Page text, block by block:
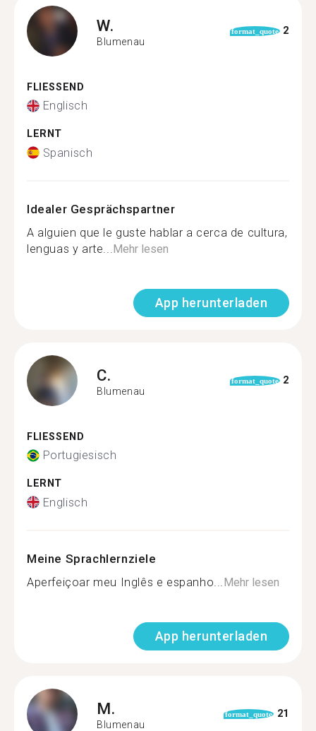
W.
Blumenau
format_quote 2
FLIESSEND
Englisch
LERNT
Spanisch
Idealer Gesprächspartner
A alguien que le guste hablar a cerca de cultura,
lenguas y arte... Mehr lesen
App herunterladen
C.
Blumenau
format_quote 2
FLIESSEND
Portugiesisch
LERNT
Englisch
Meine Sprachlernziele
Aperfeiçoar meu Inglês e espanho... Mehr lesen
App herunterladen
M.
Blumenau
format_quote 21